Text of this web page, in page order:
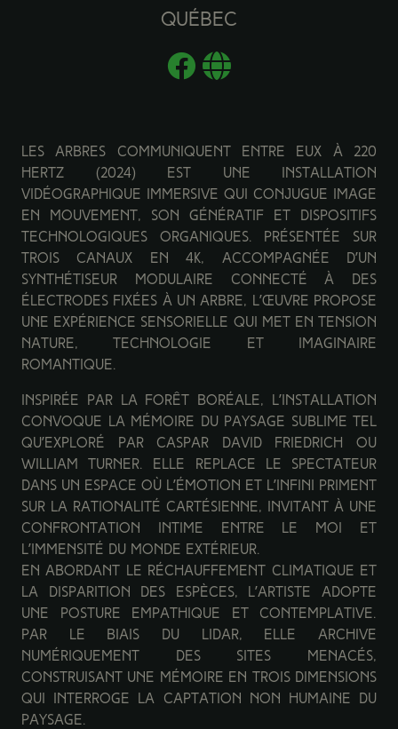
Québec
Les arbres communiquent entre eux à 220
hertz (2024) est une installation
vidéographique immersive qui conjugue image
en mouvement, son génératif et dispositifs
technologiques organiques. Présentée sur
trois canaux en 4K, accompagnée d’un
synthétiseur modulaire connecté à des
électrodes fixées à un arbre, l’œuvre propose
une expérience sensorielle qui met en tension
nature, technologie et imaginaire
romantique.
Inspirée par la forêt boréale, l’installation
convoque la mémoire du paysage sublime tel
qu’exploré par Caspar David Friedrich ou
William Turner. Elle replace le spectateur
dans un espace où l’émotion et l’infini priment
sur la rationalité cartésienne, invitant à une
confrontation intime entre le moi et
l’immensité du monde extérieur.
En abordant le réchauffement climatique et
la disparition des espèces, l’artiste adopte
une posture empathique et contemplative.
Par le biais du LiDAR, elle archive
numériquement des sites menacés,
construisant une mémoire en trois dimensions
qui interroge la captation non humaine du
paysage.